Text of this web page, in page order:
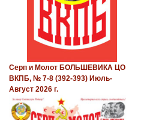
Серп и Молот БОЛЬШЕВИКА ЦО
ВКПБ, № 7-8 (392-393) Июль-
Август 2026 г.